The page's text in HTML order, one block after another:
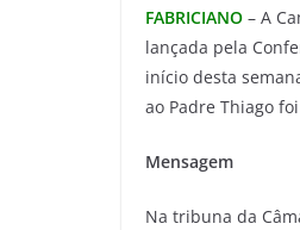
FABRICIANO – A
lançada pela
início desta
ao Padre Thiago
Mensagem
Na tribuna da